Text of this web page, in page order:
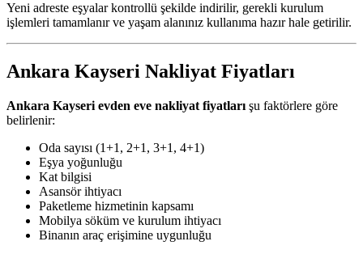
Yeni adreste eşyalar kontrollü şekilde indirilir, gerekli kurulum
işlemleri tamamlanır ve yaşam alanınız kullanıma hazır hale getirilir.
Ankara Kayseri Nakliyat Fiyatları
Ankara Kayseri evden eve nakliyat fiyatları şu faktörlere göre
belirlenir:
Oda sayısı (1+1, 2+1, 3+1, 4+1)
Eşya yoğunluğu
Kat bilgisi
Asansör ihtiyacı
Paketleme hizmetinin kapsamı
Mobilya söküm ve kurulum ihtiyacı
Binanın araç erişimine uygunluğu